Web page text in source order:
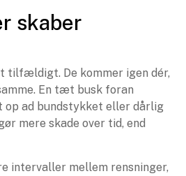
skaber
tilfældigt. De kommer igen dér,
En tæt busk foran
op ad bundstykket eller dårlig
mere skade over tid, end
intervaller mellem rensninger,